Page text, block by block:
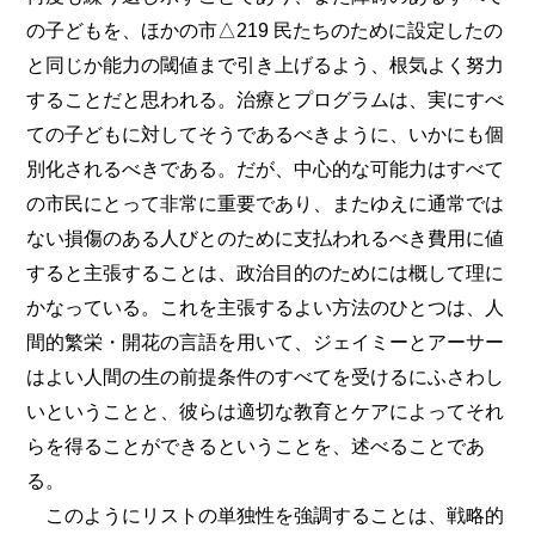
の子どもを、ほかの市△219 民たちのために設定したの
と同じか能力の閾値まで引き上げるよう、根気よく努力
することだと思われる。治療とプログラムは、実にすべ
ての子どもに対してそうであるべきように、いかにも個
別化されるべきである。だが、中心的な可能力はすべて
の市民にとって非常に重要であり、またゆえに通常では
ない損傷のある人びとのために支払われるべき費用に値
すると主張することは、政治目的のためには概して理に
かなっている。これを主張するよい方法のひとつは、人
間的繁栄・開花の言語を用いて、ジェイミーとアーサー
はよい人間の生の前提条件のすべてを受けるにふさわし
いということと、彼らは適切な教育とケアによってそれ
らを得ることができるということを、述べることであ
る。
このようにリストの単独性を強調することは、戦略的